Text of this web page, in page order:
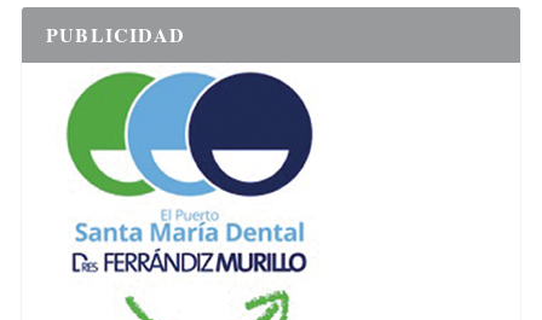
PUBLICIDAD